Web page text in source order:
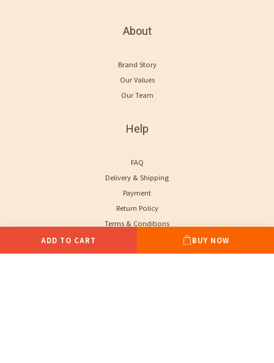
ADD TO CART BUY NOW
About
Brand Story
Our Values
Our Team
Help
FAQ
Delivery & Shipping
Payment
Return Policy
Terms & Conditions
Contact